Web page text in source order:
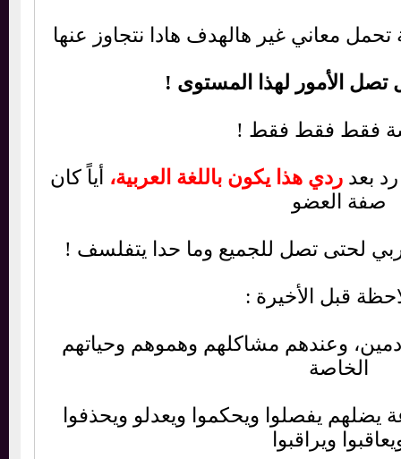
معاني غير هالهدف هادا نتجاوز عنها
تصل الأمور لهذا المستوى !
فقط فقط فقط !
بعدردي هذا يكون باللغة العربية،أياً كان
العضو
لحتى تصل للجميع وما حدا يتفلسف !
قبل الأخيرة :
وعندهم مشاكلهم وهموهم وحياتهم
الخاصة
24 ساعة يضلهم يفصلوا ويحكموا ويعدلو ويحذفوا
ويراقبوا